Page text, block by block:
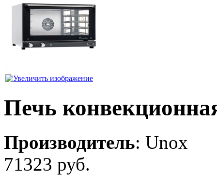
Печь
Производитель: Unox
71323 руб.